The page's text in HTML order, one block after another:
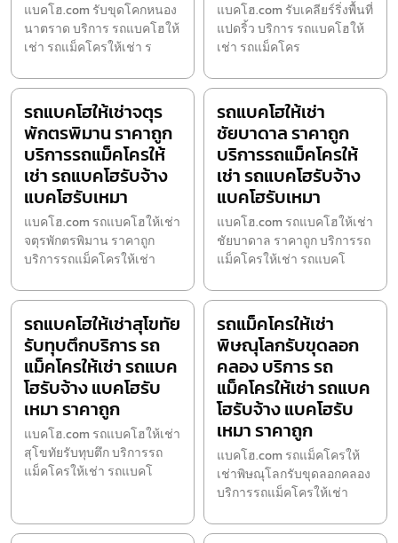
แบคโฮ.com รับขุดโคกหนอง
นาตราด บริการ รถแบคโฮให้
เช่า รถแม็คโครให้เช่า ร
แบคโฮ.com รับเคลียร์ริ่งพื้นที่
แปดริ้ว บริการ รถแบคโฮให้
เช่า รถแม็คโคร
รถแบคโฮให้เช่าจตุร
พักตรพิมาน ราคาถูก
บริการรถแม็คโครให้
เช่า รถแบคโฮรับจ้าง
แบคโฮรับเหมา
แบคโฮ.com รถแบคโฮให้เช่า
จตุรพักตรพิมาน ราคาถูก
บริการรถแม็คโครให้เช่า
รถแบคโฮให้เช่า
ชัยบาดาล ราคาถูก
บริการรถแม็คโครให้
เช่า รถแบคโฮรับจ้าง
แบคโฮรับเหมา
แบคโฮ.com รถแบคโฮให้เช่า
ชัยบาดาล ราคาถูก บริการรถ
แม็คโครให้เช่า รถแบคโ
รถแบคโฮให้เช่าสุโขทัย
รับทุบตึกบริการ รถ
แม็คโครให้เช่า รถแบค
โฮรับจ้าง แบคโฮรับ
เหมา ราคาถูก
แบคโฮ.com รถแบคโฮให้เช่า
สุโขทัยรับทุบตึก บริการรถ
แม็คโครให้เช่า รถแบคโ
รถแม็คโครให้เช่า
พิษณุโลกรับขุดลอก
คลอง บริการ รถ
แม็คโครให้เช่า รถแบค
โฮรับจ้าง แบคโฮรับ
เหมา ราคาถูก
แบคโฮ.com รถแม็คโครให้
เช่าพิษณุโลกรับขุดลอกคลอง
บริการรถแม็คโครให้เช่า